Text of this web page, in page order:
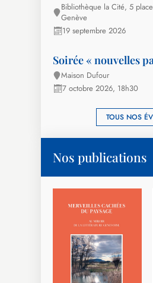
Bibliothèque la Cité, 5
Genève
19 septembre 2026
Soirée « nouvelles
Maison Dufour
7 octobre 2026, 18h30
TOUS NOS
Nos publications